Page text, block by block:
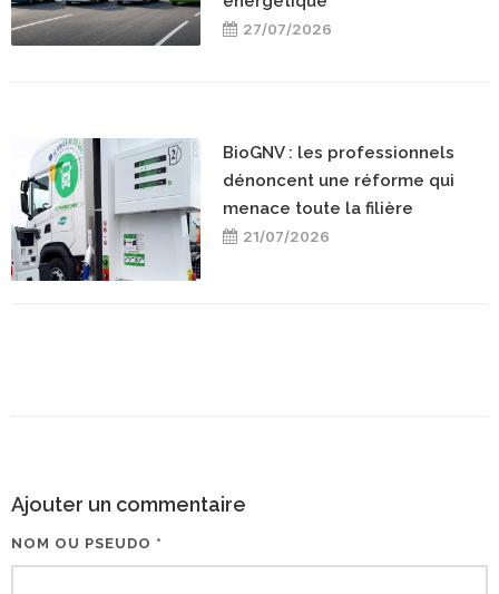
27/07/2026
BioGNV : les professionnels
dénoncent une réforme qui
menace toute la filière
21/07/2026
Ajouter un commentaire
NOM OU PSEUDO *